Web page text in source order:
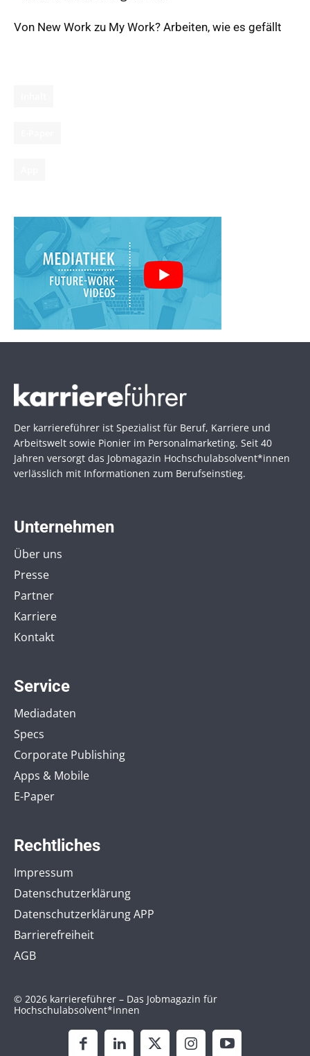
Von New Work zu My Work? Arbeiten, wie es gefällt
Der karriereführer ist Spezialist für Beruf, Karriere und
Arbeitswelt sowie Pionier im Personal­marketing. Seit 40
Jahren versorgt das Jobmagazin Hochschul­absolvent*innen
verlässlich mit Informationen zum Berufseinstieg.
Unternehmen
Über uns
Presse
Partner
Karriere
Kontakt
Service
Mediadaten
Specs
Corporate Publishing
Apps & Mobile
E-Paper
Rechtliches
Impressum
Datenschutzerklärung
Datenschutzerklärung APP
Barrierefreiheit
AGB
© 2026 karriereführer – Das Jobmagazin für
Hochschulabsolvent*innen